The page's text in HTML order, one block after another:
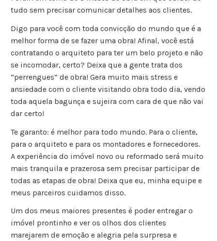
tudo sem precisar comunicar detalhes aos clientes.
Digo para você com toda convicção do mundo que é a
melhor forma de se fazer uma obra! Afinal, você está
contratando o arquiteto para ter um belo projeto e não
se incomodar, certo? Deixa que a gente trata dos
“perrengues” de obra! Gera muito mais stress e
ansiedade com o cliente visitando obra todo dia, vendo
toda aquela bagunça e sujeira com cara de que não vai
dar certo!
Te garanto: é melhor para todo mundo. Para o cliente,
para o arquiteto e para os montadores e fornecedores.
A experiência do imóvel novo ou reformado será muito
mais tranquila e prazerosa sem precisar participar de
todas as etapas de obra! Deixa que eu, minha equipe e
meus parceiros cuidamos disso.
Um dos meus maiores presentes é poder entregar o
imóvel prontinho e ver os olhos dos clientes
marejarem de emoção e alegria pela surpresa e